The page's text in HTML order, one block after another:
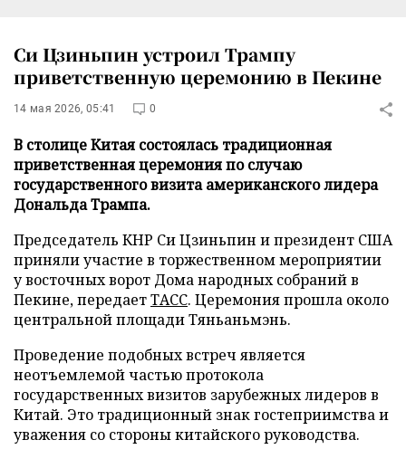
Си Цзиньпин устроил Трампу
приветственную церемонию в Пекине
14 мая 2026, 05:41 0
В столице Китая состоялась традиционная
приветственная церемония по случаю
государственного визита американского лидера
Дональда Трампа.
Председатель КНР Си Цзиньпин и президент США
приняли участие в торжественном мероприятии
у восточных ворот Дома народных собраний в
Пекине, передаетТАСС. Церемония прошла около
центральной площади Тяньаньмэнь.
Проведение подобных встреч является
неотъемлемой частью протокола
государственных визитов зарубежных лидеров в
Китай. Это традиционный знак гостеприимства и
уважения со стороны китайского руководства.